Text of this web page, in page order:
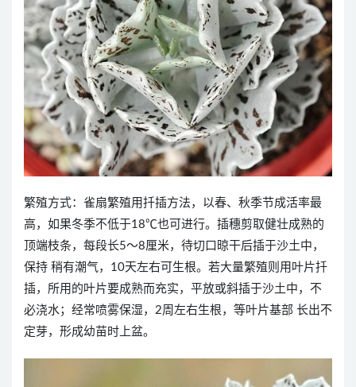
繁殖方式：雀扇繁殖用扦插方法，以春、秋季节成活率最
高，如果冬季不低于18℃也可进行。插穗剪取健壮成熟的
顶端枝条，每段长5～8厘米，待切口晾干后插于沙土中，
保持 稍有潮气，10天左右可生根。若大量繁殖则用叶片扦
插，所用的叶片要成熟而充实，平放或斜插于沙土中，不
必浇水；经常喷雾保湿，2周左右生根，等叶片基部 长出不
定芽，形成幼苗时上盆。